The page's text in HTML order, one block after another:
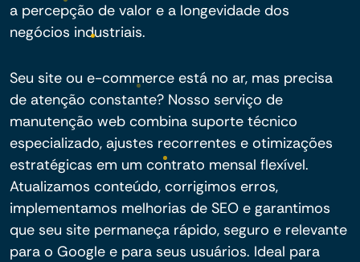
a percepção de valor e a longevidade dos
negócios industriais.
Seu site ou e-commerce está no ar, mas precisa
de atenção constante? Nosso serviço de
manutenção web combina suporte técnico
especializado, ajustes recorrentes e otimizações
estratégicas em um contrato mensal flexível.
Atualizamos conteúdo, corrigimos erros,
implementamos melhorias de SEO e garantimos
que seu site permaneça rápido, seguro e relevante
para o Google e para seus usuários. Ideal para